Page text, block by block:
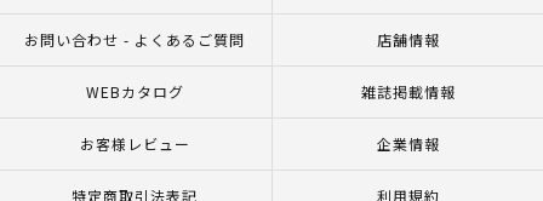
お問い合わせ - よくあるご質問 店舗情報
WEBカタログ 雑誌掲載情報
お客様レビュー 企業情報
特定商取引法表記 利用規約